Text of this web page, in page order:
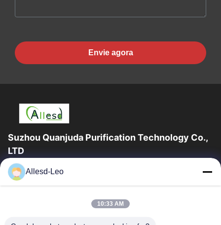
Envie agora
Suzhou Quanjuda Purification Technology Co.,
LTD
a experiência 16years, como um fabricante e um exportador
principais de ESD & produtos da sala de limpeza, nós
Casa Produtos
Allesd-Leo
10:33 AM